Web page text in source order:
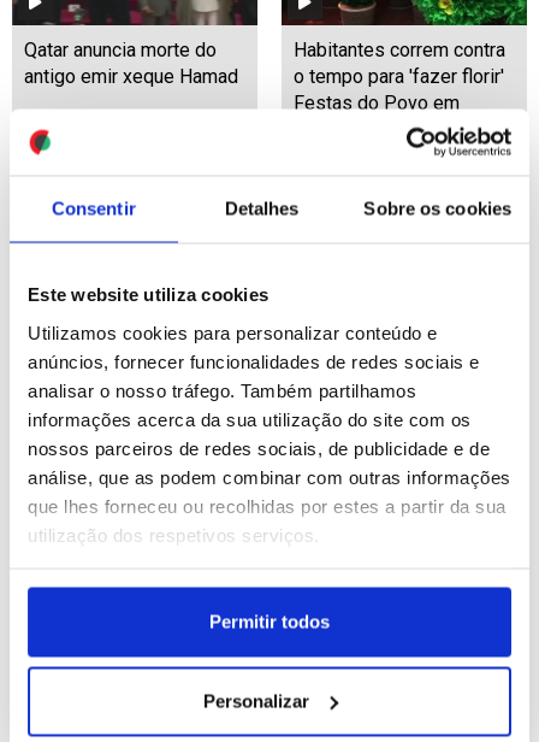
Consentir Detalhes Sobre os cookies
Este website utiliza cookies
Utilizamos cookies para personalizar conteúdo e
anúncios, fornecer funcionalidades de redes sociais e
analisar o nosso tráfego. Também partilhamos
informações acerca da sua utilização do site com os
nossos parceiros de redes sociais, de publicidade e de
análise, que as podem combinar com outras informações
que lhes forneceu ou recolhidas por estes a partir da sua
utilização dos respetivos serviços.
Permitir todos
Personalizar
Qatar anuncia morte do
antigo emir xeque Hamad
Habitantes correm contra
o tempo para 'fazer florir'
Festas do Povo em
Campo Maior (editado)
BE defende que Fernando
Alexandre “não tem
condições” para continuar
ministro (editado)
ID: 47448129 Date: 11/07/2026 21:54
Ucrânia: Rússia anuncia
abate de 178 drones
ucranianos, Kiev denuncia
novos ataques russos
ID: 47445874